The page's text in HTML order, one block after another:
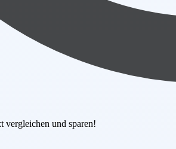
vergleichen und sparen!